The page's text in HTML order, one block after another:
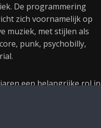
De programmering
zich voornamelijk op
muziek, met stijlen als
punk, psychobilly,
een belangrijke rol in